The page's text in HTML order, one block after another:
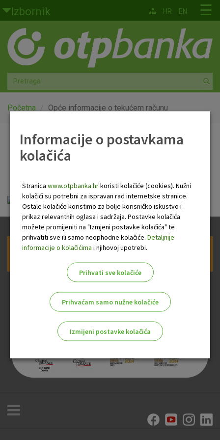
Skoči na glavni sadržaj
Izbornik
Građani
Privatno bankarstvo
Agro
Mala poduzeća i obrtnici
Globalna tržišta
O nama
☰
HR EN
Početna Opće informacije o tekućem računu
Opće informacije o
tekućem računu
tekuci_racun.pdf
Prijava na newsletter OTP banke
Informacije o postavkama
kolačića
Stranica www.otpbanka.hrkoristi kolačiće (cookies). Nužni
kolačići su potrebni za ispravan rad internetske stranice.
Ostale kolačiće koristimo za bolje korisničko iskustvo i
prikaz relevantnih oglasa i sadržaja. Postavke kolačića
možete promijeniti na "Izmjeni postavke kolačića" te
prihvatiti sve ili samo neophodne kolačiće. Detaljnije
informacije o kolačićima i njihovoj upotrebi.
Prihvati sve kolačiće
Prihvaćam samo nužne kolačiće
Izmijeni postavke kolačića